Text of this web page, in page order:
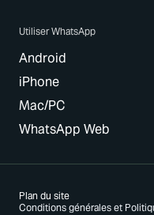
Utiliser WhatsApp
Android
iPhone
Mac/PC
WhatsApp Web
Conditions générales et
Plan du site